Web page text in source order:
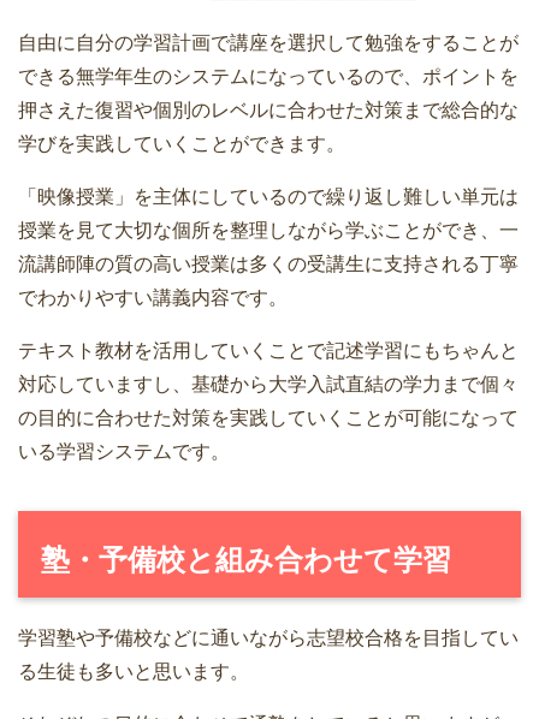
自由に自分の学習計画で講座を選択して勉強をすることが
できる無学年生のシステムになっているので、ポイントを
押さえた復習や個別のレベルに合わせた対策まで総合的な
学びを実践していくことができます。
「映像授業」を主体にしているので繰り返し難しい単元は
授業を見て大切な個所を整理しながら学ぶことができ、一
流講師陣の質の高い授業は多くの受講生に支持される丁寧
でわかりやすい講義内容です。
テキスト教材を活用していくことで記述学習にもちゃんと
対応していますし、基礎から大学入試直結の学力まで個々
の目的に合わせた対策を実践していくことが可能になって
いる学習システムです。
塾・予備校と組み合わせて学習
学習塾や予備校などに通いながら志望校合格を目指してい
る生徒も多いと思います。